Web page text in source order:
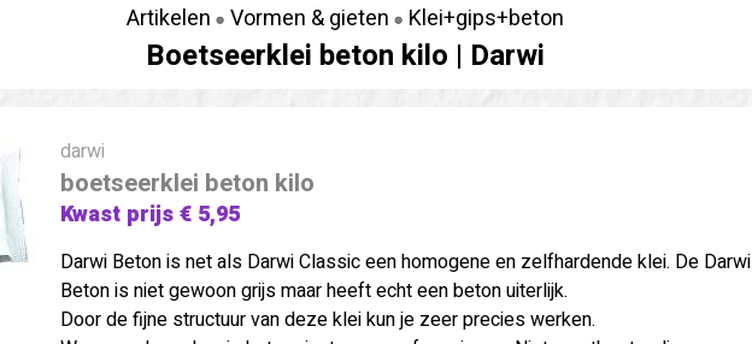
Artikelen Vormen & gieten Klei+gips+beton
Boetseerklei beton kilo | Darwi
darwi
boetseerklei beton kilo
Kwast prijs € 5,95
Darwi Beton is net als Darwi Classic een homogene en zelfhardende klei. De Darwi
Beton is niet gewoon grijs maar heeft echt een beton uiterlijk.
Door de fijne structuur van deze klei kun je zeer precies werken.